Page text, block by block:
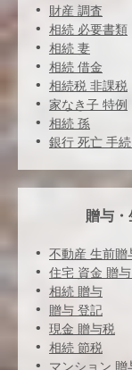
財産 調査
相続 必要書類
相続 妻
相続 借金
相続税 非課税
家なき子 特例
相続 孫
銀行 死亡 手続
贈与
不動産 生前贈
住宅 資金 贈
相続 贈与
贈与 登記
現金 贈与税
相続 節税
マンション 贈